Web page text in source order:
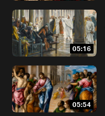
05:16
05:54